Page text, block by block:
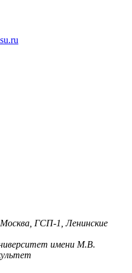
Москва, ГСП-1, Ленинские
имени М.В.